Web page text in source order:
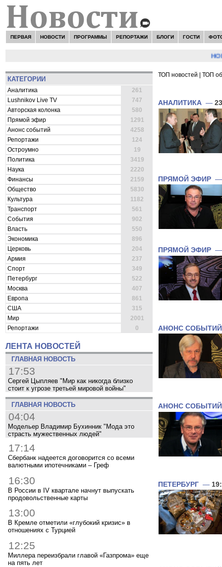
ПЕРВАЯ НОВОСТИ ПРОГРАММЫ РЕПОРТАЖИ БЛОГИ ГОСТИ
КАТЕГОРИИ
Аналитика
261
Lushnikov Live TV
747
Авторская колонка
580
Прямой эфир
1291
Анонс событий
4258
Репортажи
124
Остроумно
19
Политика
3419
Наука
2220
Финансы
2159
Общество
5830
Культура
1182
Транспорт
561
События
902
Власть
550
Экономика
896
Церковь
204
Армия
237
Спорт
349
Петербург
522
Москва
407
Европа
861
США
315
Мир
2001
Репортажи
0
ЛЕНТА НОВОСТЕЙ
ГЛАВНАЯ НОВОСТЬ
17:53
Сергей Цыпляев "Мир как никогда близко
стоит к угрозе третьей мировой войны"
ГЛАВНАЯ НОВОСТЬ
04:04
Модельер Владимир Бухинник "Мода это
страсть мужественных людей"
17:14
Сбербанк надеется договорится со всеми
валютными ипотечниками – Греф
16:30
В России в IV квартале начнут выпускать
продовольственные карты
13:00
В Кремле отметили «глубокий кризис» в
отношениях с Турцией
12:25
Миллера переизбрали главой «Газпрома» еще
на пять лет
ТОП новостей ТОП
АНАЛИТИКА —
ПРЯМОЙ ЭФИР
ПРЯМОЙ ЭФИР
АНОНС СОБЫТИЙ
АНОНС СОБЫТИЙ
ПЕТЕРБУРГ —